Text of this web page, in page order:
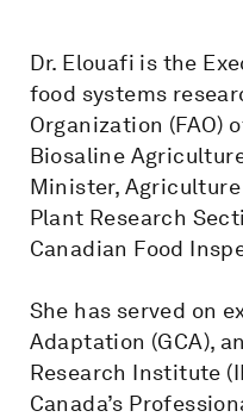
Dr. Elouafi is the
food systems
Organization (FAO)
Biosaline
Minister, Agriculture
Plant Research
Canadian Food
She has served on
Adaptation (GCA),
Research Institute
Canada’s